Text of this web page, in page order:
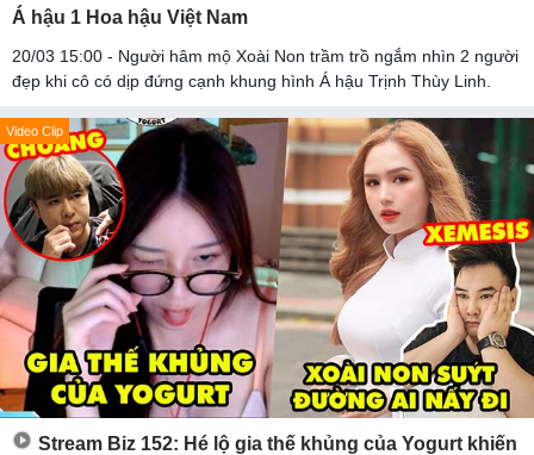
Á hậu 1 Hoa hậu Việt Nam
20/03 15:00 - Người hâm mộ Xoài Non trầm trồ ngắm nhìn 2 người
đẹp khi cô có dịp đứng cạnh khung hình Á hậu Trịnh Thùy Linh.
Video Clip
Stream Biz 152: Hé lộ gia thế khủng của Yogurt khiến